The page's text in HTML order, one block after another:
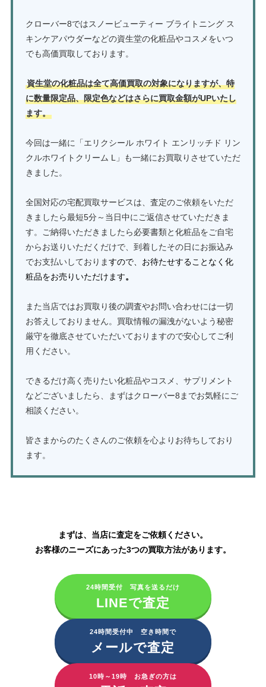
クローバー8ではスノービューティー ブライトニング ス
キンケアパウダーなどの資生堂の化粧品やコスメをいつ
でも高価買取しております。
資生堂の化粧品は全て高価買取の対象になりますが、特
に数量限定品、限定色などはさらに買取金額がUPいたし
ます。
今回は一緒に「エリクシール ホワイト エンリッチド リン
クルホワイトクリーム L」も一緒にお買取りさせていただ
きました。
全国対応の宅配買取サービスは、査定のご依頼をいただ
きましたら最短5分～当日中にご返信させていただきま
す。ご納得いただきましたら必要書類と化粧品をご自宅
からお送りいただくだけで、到着したその日にお振込み
でお支払いしておりますので、お待たせすることなく化
粧品をお売りいただけます。
また当店ではお買取り後の調査やお問い合わせには一切
お答えしておりません。買取情報の漏洩がないよう秘密
厳守を徹底させていただいておりますので安心してご利
用ください。
できるだけ高く売りたい化粧品やコスメ、サプリメント
などございましたら、まずはクローバー8までお気軽にご
相談ください。
皆さまからのたくさんのご依頼を心よりお待ちしており
ます。
まずは、当店に査定をご依頼ください。
お客様のニーズにあった3つの買取方法があります。
24時間受付 写真を送るだけ
LINEで査定
24時間受付中 空き時間で
メールで査定
10時～19時 お急ぎの方は